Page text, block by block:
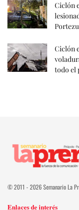
Ciclón
Ciclón
todo el
© 2011 - 2026 Semanario La
Enlaces de interés